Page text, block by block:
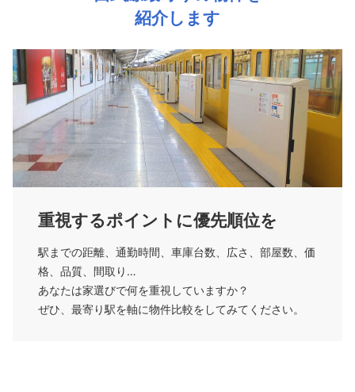
紹介します
重視するポイントに優先順位を
駅までの距離、通勤時間、車庫台数、広さ、部屋数、価
格、品質、間取り…
あなたは家選びで何を重視していますか？
ぜひ、最寄り駅を軸に物件比較をしてみてください。